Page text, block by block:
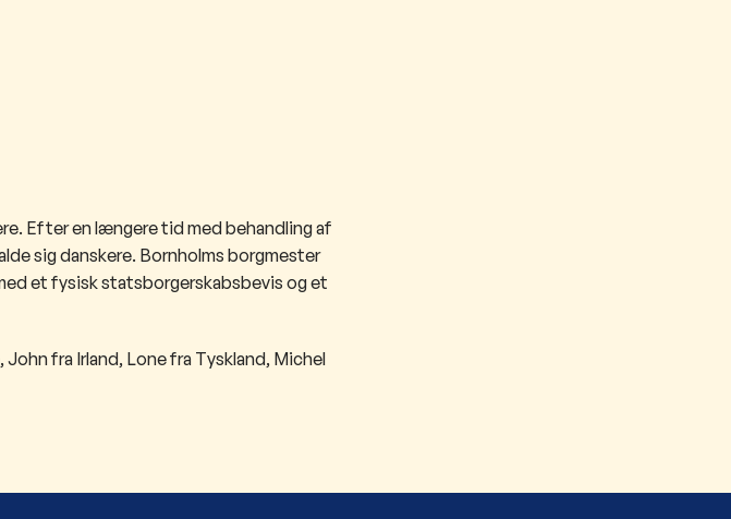
Efter en længere ​tid med behandling af
sig danskere. Bornholms borgmester
et fysisk statsborgerskabsbevis og et
fra Irland, Lone fra Tyskland, Michel